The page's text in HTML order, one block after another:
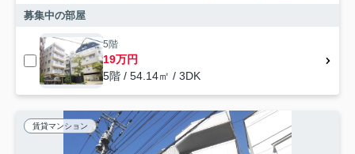
募集中の部屋
5階
19万円
5階 / 54.14㎡ / 3DK
賃貸マンション